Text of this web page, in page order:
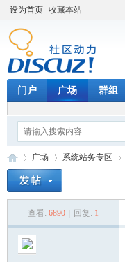
设为首页 收藏本站
门户 广场 群组
广场
›
系统站务专区
查看: 6890 回复: 1